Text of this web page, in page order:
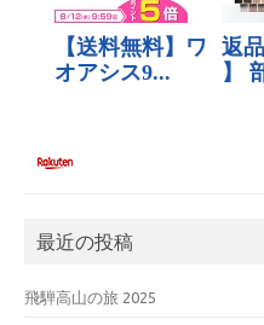
最近の投稿
飛騨高山の旅 2025